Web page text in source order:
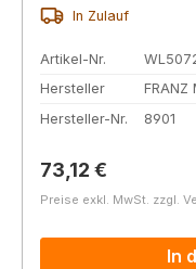
In Zulauf
Artikel-Nr.
Hersteller
FRANZ
Hersteller-Nr.
8901
Regulärer Preis:
73,12 €
Preise exkl. MwSt. zzgl.
In